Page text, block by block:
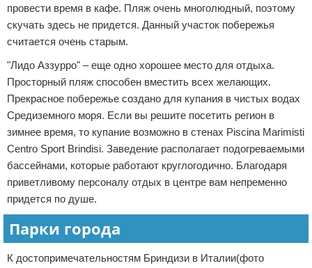
провести время в кафе. Пляж очень многолюдный, поэтому
скучать здесь не придется. Данный участок побережья
считается очень старым.
"Лидо Аззурро" – еще одно хорошее место для отдыха.
Просторный пляж способен вместить всех желающих.
Прекрасное побережье создано для купания в чистых водах
Средиземного моря. Если вы решите посетить регион в
зимнее время, то купание возможно в стенах Piscina Marimisti
Centro Sport Brindisi. Заведение располагает подогреваемыми
бассейнами, которые работают круглогодично. Благодаря
приветливому персоналу отдых в центре вам непременно
придется по душе.
Парки города
К достопримечательностям Бриндизи в Италии(фото